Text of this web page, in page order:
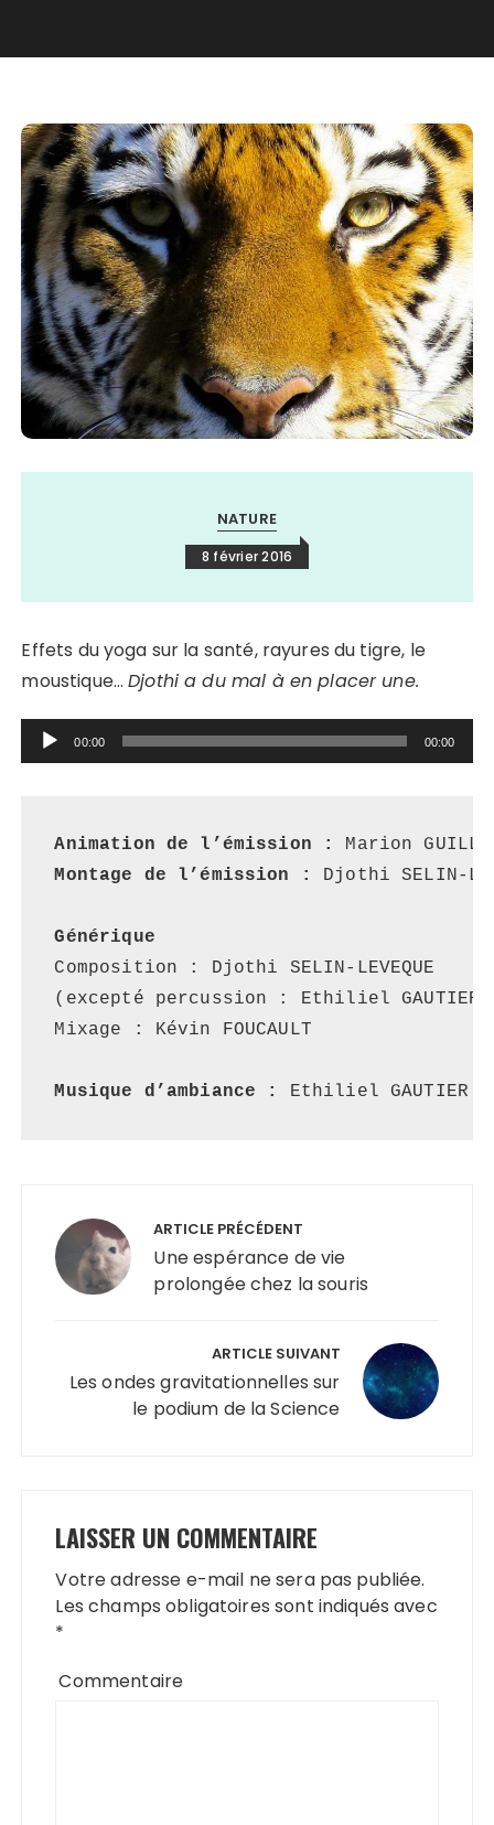
NATURE
8 février 2016
Effets du yoga sur la santé, rayures du tigre, le
moustique…Djothi a du mal à en placer une.
Lecteur
audio
00:00 00:00
Animation de l’émission :
Montage de l’émission :
Djothi SELIN-
Générique
Composition : Djothi SELIN-LEVEQUE
(excepté percussion : Ethiliel GAUTIER)
Mixage : Kévin FOUCAULT
Musique d’ambiance : Ethiliel GAUTIER
l’article
ARTICLE PRÉCÉDENT
Une espérance de vie
prolongée chez la souris
ARTICLE SUIVANT
Les ondes gravitationnelles sur
le podium de la Science
LAISSER UN COMMENTAIRE
Votre adresse e-mail ne sera pas publiée.
Les champs obligatoires sont indiqués avec
*
Commentaire